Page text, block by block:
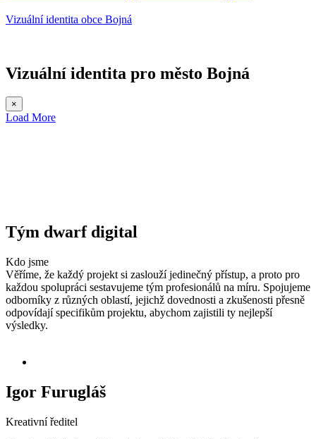
Vizuální identita obce Bojná
Vizuální identita pro město Bojná
×
Load More
Tým dwarf digital
Kdo jsme
Věříme, že každý projekt si zaslouží jedinečný přístup, a proto pro
každou spolupráci sestavujeme tým profesionálů na míru. Spojujeme
odborníky z různých oblastí, jejichž dovednosti a zkušenosti přesně
odpovídají specifikům projektu, abychom zajistili ty nejlepší
výsledky.
Igor Furugláš
Kreativní ředitel